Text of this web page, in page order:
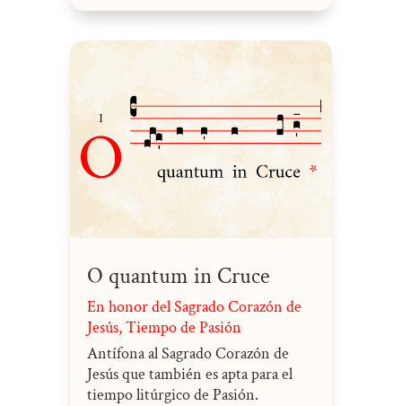
O quantum in Cruce
En honor del Sagrado Corazón de
Jesús,Tiempo de Pasión
Antífona al Sagrado Corazón de
Jesús que también es apta para el
tiempo litúrgico de Pasión.